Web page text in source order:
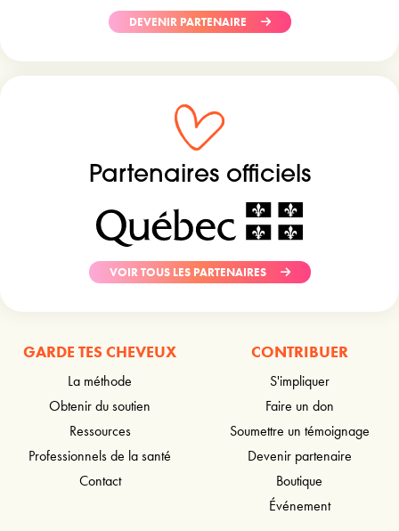
DEVENIR PARTENAIRE
Partenaires officiels
VOIR TOUS LES PARTENAIRES
GARDE TES CHEVEUX
La méthode
Obtenir du soutien
Ressources
Professionnels de la santé
Contact
CONTRIBUER
S'impliquer
Faire un don
Soumettre un témoignage
Devenir partenaire
Boutique
Événement